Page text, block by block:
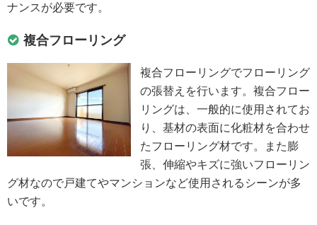
ナンスが必要です。
複合フローリング
複合フローリングでフローリング
の張替えを行います。複合フロー
リングは、一般的に使用されてお
り、基材の表面に化粧材を合わせ
たフローリング材です。また膨
張、伸縮やキズに強いフローリン
グ材なので戸建てやマンションなど使用されるシーンが多
いです。